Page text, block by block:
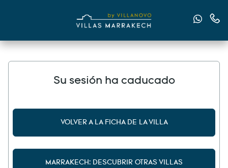
Su sesión ha caducado
VOLVER A LA FICHA DE LA VILLA
MARRAKECH: DESCUBRIR OTRAS VILLAS